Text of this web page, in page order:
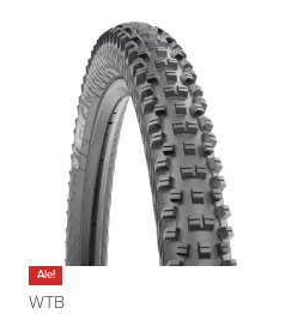
Ale!
WTB